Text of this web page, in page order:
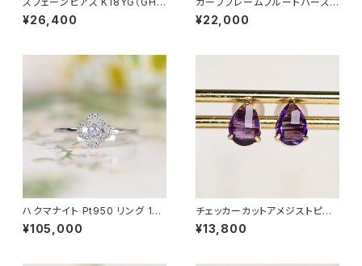
133）
¥26,400
ックピアス K18YG（GH3008）
¥22,000
ハクマナイト Pt950 リング 10
号（GH1216フィオレッタ）
¥105,000
チェッカーカットアメジストピア
ス K18YG（GH3125）
¥13,800